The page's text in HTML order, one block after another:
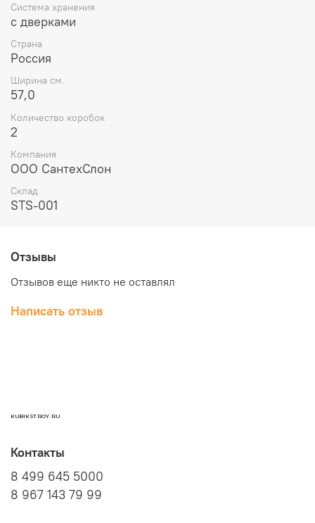
Система хранения
с дверками
Страна
Россия
Ширина см.
57,0
Количество коробок
2
Компания
ООО СантехСлон
Склад
STS-001
Отзывы
Отзывов еще никто не оставлял
Написать отзыв
KUBIKSTROY.RU
Контакты
8 499 645 5000
8 967 143 79 99